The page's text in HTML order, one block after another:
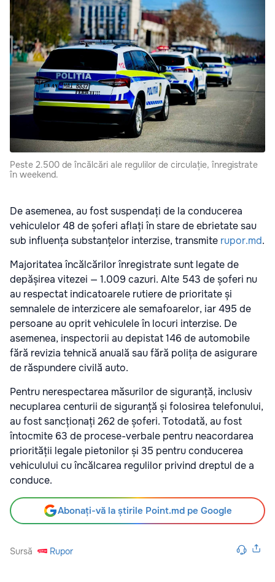
Peste 2.500 de încălcări ale regulilor de circulație, înregistrate
în weekend.
De asemenea, au fost suspendați de la conducerea
vehiculelor 48 de șoferi aflați în stare de ebrietate sau
sub influența substanțelor interzise, transmite rupor.md.
Majoritatea încălcărilor înregistrate sunt legate de
depășirea vitezei — 1.009 cazuri. Alte 543 de șoferi nu
au respectat indicatoarele rutiere de prioritate și
semnalele de interzicere ale semafoarelor, iar 495 de
persoane au oprit vehiculele în locuri interzise. De
asemenea, inspectorii au depistat 146 de automobile
fără revizia tehnică anuală sau fără polița de asigurare
de răspundere civilă auto.
Pentru nerespectarea măsurilor de siguranță, inclusiv
necuplarea centurii de siguranță și folosirea telefonului,
au fost sancționați 262 de șoferi. Totodată, au fost
întocmite 63 de procese-verbale pentru neacordarea
priorității legale pietonilor și 35 pentru conducerea
vehiculului cu încălcarea regulilor privind dreptul de a
conduce.
Abonați-vă la știrile Point.md pe Google
Sursă Rupor